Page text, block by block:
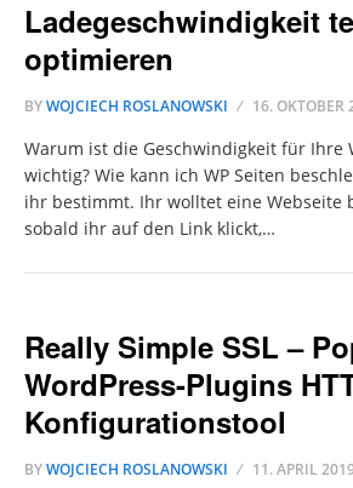
Ladegeschwindigkeit
optimieren
BYWOJCIECH ROSLANOWSKI 16. OKTOBER
Warum ist die Geschwindigkeit für Ihre
wichtig? Wie kann ich WP Seiten
ihr bestimmt. Ihr wolltet eine Webseite
sobald ihr auf den Link klickt,…
Really Simple SSL –
WordPress-Plugins
Konfigurationstool
BYWOJCIECH ROSLANOWSKI 11. APRIL